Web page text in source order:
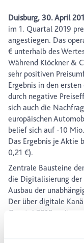
Duisburg, 30. April
im 1. Quartal 2019
angestiegen. Das
€ unterhalb des
Während Klöckner &
sehr positiven
Ergebnis in den
durch negative
sich auch die
europäischen
belief sich auf -10
Das Ergebnis je Aktie
0,21 €).
Zentrale Bausteine
die Digitalisierung
Ausbau der
Der über digitale
Quartal 2019 weiter
Auch XOM Materials